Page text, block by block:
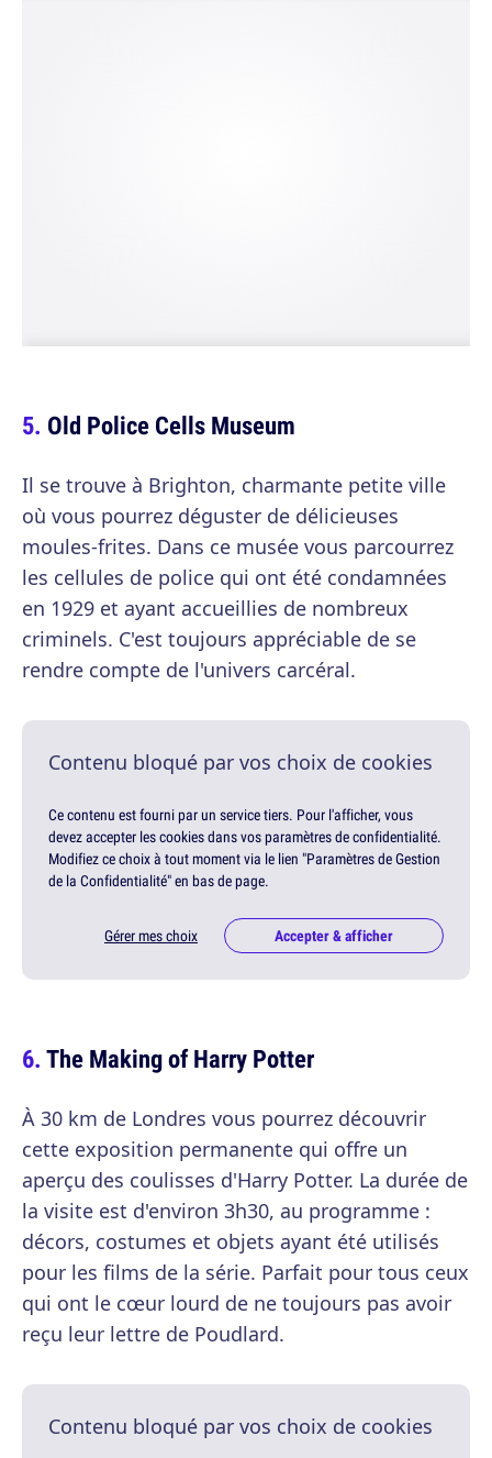
Old Police Cells Museum
Il se trouve à Brighton, charmante petite ville
où vous pourrez déguster de délicieuses
moules-frites. Dans ce musée vous parcourrez
les cellules de police qui ont été condamnées
en 1929 et ayant accueillies de nombreux
criminels. C'est toujours appréciable de se
rendre compte de l'univers carcéral.
Contenu bloqué par vos choix de cookies
Ce contenu est fourni par un service tiers. Pour l'afficher, vous
devez accepter les cookies dans vos paramètres de confidentialité.
Modifiez ce choix à tout moment via le lien "Paramètres de Gestion
de la Confidentialité" en bas de page.
Gérer mes choix Accepter & afficher
The Making of Harry Potter
À 30 km de Londres vous pourrez découvrir
cette exposition permanente qui offre un
aperçu des coulisses d'Harry Potter. La durée de
la visite est d'environ 3h30, au programme :
décors, costumes et objets ayant été utilisés
pour les films de la série. Parfait pour tous ceux
qui ont le cœur lourd de ne toujours pas avoir
reçu leur lettre de Poudlard.
Contenu bloqué par vos choix de cookies